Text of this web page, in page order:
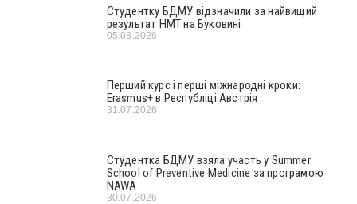
Студентку БДМУ відзначили за найвищий
результат НМТ на Буковині
05.08.2026
Перший курс і перші міжнародні кроки:
Erasmus+ в Республіці Австрія
31.07.2026
Студентка БДМУ взяла участь у Summer
School of Preventive Medicine за програмою
NAWA
30.07.2026